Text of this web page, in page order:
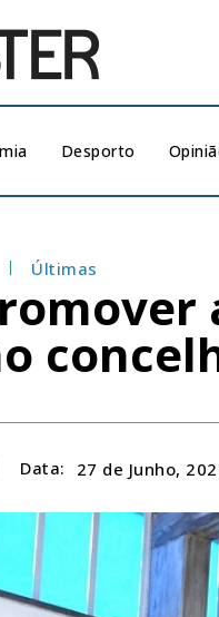
Desporto
Últimas
Data: 27 de Junho,